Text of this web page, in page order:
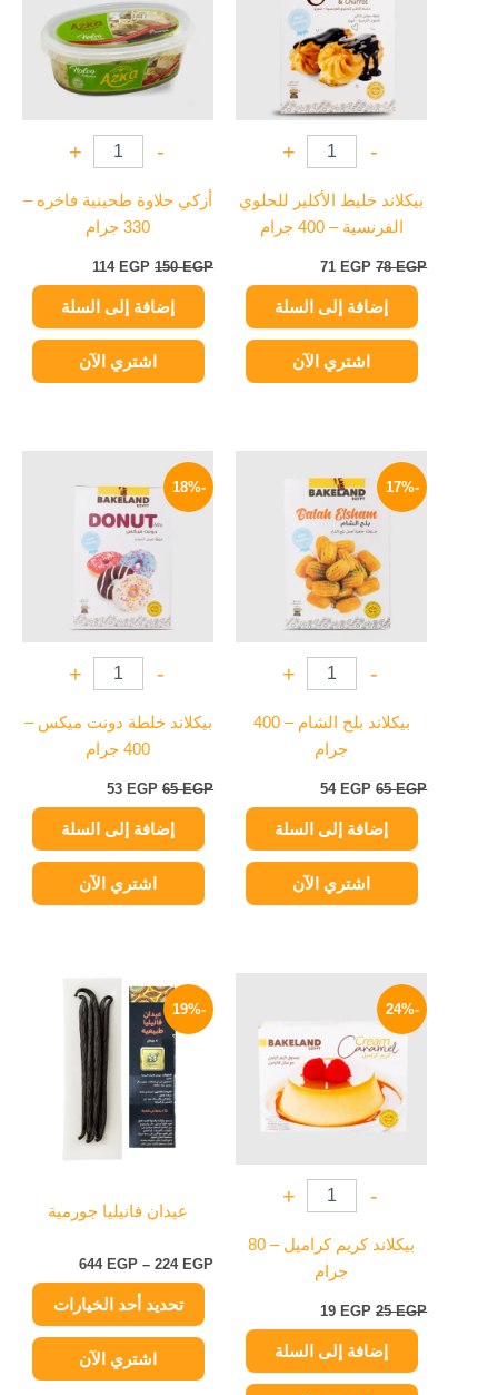
-
+
بيكلاند خليط الأكلير للحلوي
الفرنسية – 400 جرام
78EGP
71 EGP
إضافة إلى السلة
اشتري الآن
-
+
أزكي حلاوة طحينية فاخره –
330 جرام
150EGP
114 EGP
إضافة إلى السلة
اشتري الآن
-17%
-
+
بيكلاند بلح الشام – 400
جرام
65EGP
الأصلي
هو:
65 EGP.
54 EGP
الحالي
هو:
54 EGP.
إضافة إلى السلة
اشتري الآن
-18%
-
+
بيكلاند خلطة دونت ميكس –
400 جرام
65EGP
هو:
65 EGP.
53 EGP
هو:
53 EGP.
إضافة إلى السلة
اشتري الآن
-24%
-
+
بيكلاند كريم كراميل – 80
جرام
25EGP
25 EGP.
19 EGP
19 EGP.
إضافة إلى السلة
-19%
عيدان فانيليا جورمية
224 EGP
–
644 EGP
نطاق
السعر:
من
خلال
تحديد أحد الخيارات
هناك
العديد
من
الأشكال
المختلفة
المنتج.
صفحة
المنتج
اشتري الآن